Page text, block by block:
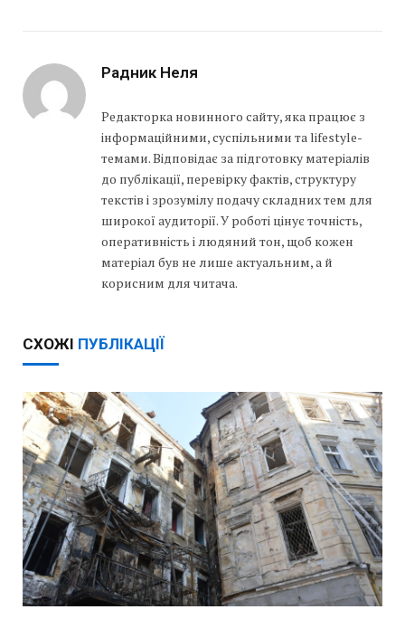
Радник Неля
Редакторка новинного сайту, яка працює з
інформаційними, суспільними та lifestyle-
темами. Відповідає за підготовку матеріалів
до публікації, перевірку фактів, структуру
текстів і зрозумілу подачу складних тем для
широкої аудиторії. У роботі цінує точність,
оперативність і людяний тон, щоб кожен
матеріал був не лише актуальним, а й
корисним для читача.
СХОЖІ ПУБЛІКАЦІЇ